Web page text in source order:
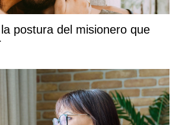
postura del misionero que